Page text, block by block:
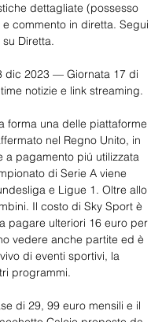
dettagliate (possesso
commento in diretta. Segui
Diretta.
dic 2023 — Giornata 17 di
notizie e link streaming.
forma una delle piattaforme
nel Regno Unito, in
a pagamento piú utilizzata
di Serie A viene
e Ligue 1. Oltre allo
Il costo di Sky Sport è
pagare ulteriori 16 euro per
vedere anche partite ed è
di eventi sportivi, la
programmi.
di 29, 99 euro mensili e il